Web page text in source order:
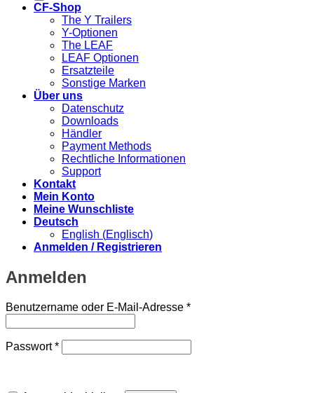
CF-Shop
The Y Trailers
Y-Optionen
The LEAF
LEAF Optionen
Ersatzteile
Sonstige Marken
Über uns
Datenschutz
Downloads
Händler
Payment Methods
Rechtliche Informationen
Support
Kontakt
Mein Konto
Meine Wunschliste
Deutsch
English (Englisch)
Anmelden / Registrieren
Anmelden
Benutzername oder E-Mail-Adresse *Erforderlich
Passwort*Erforderlich